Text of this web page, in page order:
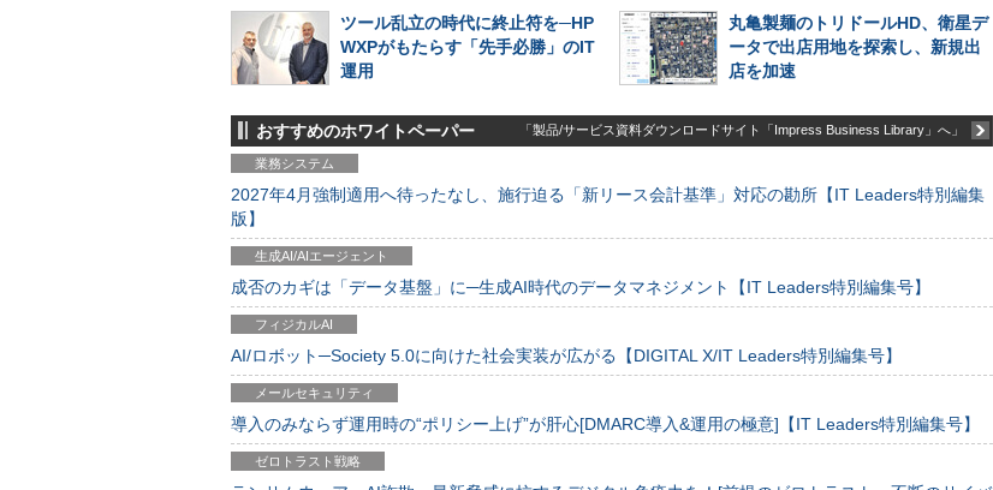
ツール乱立の時代に終止符を─HP
WXPがもたらす「先手必勝」のIT
運用
丸亀製麺のトリドールHD、衛星デ
ータで出店用地を探索し、新規出
店を加速
おすすめのホワイトペーパー 「製品/サービス資料ダウンロードサイト「Impress Business Library」へ」
業務システム
2027年4月強制適用へ待ったなし、施行迫る「新リース会計基準」対応の勘所【IT Leaders特別編集
版】
生成AI/AIエージェント
成否のカギは「データ基盤」に─生成AI時代のデータマネジメント【IT Leaders特別編集号】
フィジカルAI
AI/ロボット─Society 5.0に向けた社会実装が広がる【DIGITAL X/IT Leaders特別編集号】
メールセキュリティ
導入のみならず運用時の“ポリシー上げ”が肝心[DMARC導入&運用の極意]【IT Leaders特別編集号】
ゼロトラスト戦略